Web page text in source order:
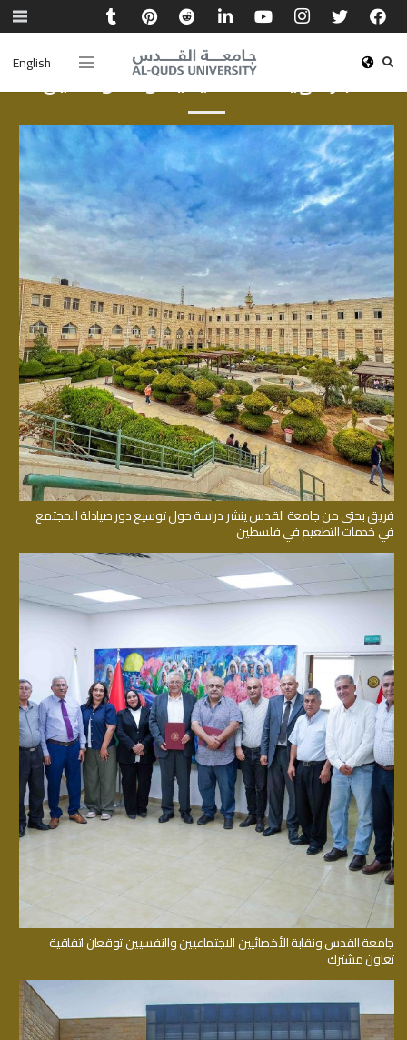
Englishأخبار الهيئة الأكاديمية والموظفين
فريق بحثي من جامعة القدس ينشر دراسة حول توسيع دور صيادلة المجتمع
في خدمات التطعيم في فلسطين
جامعة القدس ونقابة الأخصائيين الاجتماعيين والنفسيين توقعان اتفاقية
تعاون مشترك